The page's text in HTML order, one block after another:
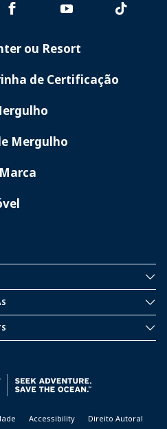
ou Resort
de Certificação
Mergulho
Accessibility Direito Autoral